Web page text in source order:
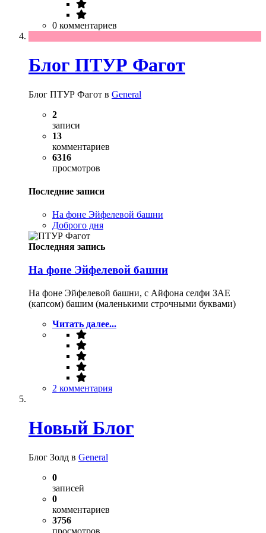
0 комментариев
Блог ПТУР Фагот
Блог ПТУР Фагот в General
2
записи
13
комментариев
6316
просмотров
Последние записи
На фоне Эйфелевой башни
Доброго дня
Последняя запись
На фоне Эйфелевой башни
На фоне Эйфелевой башни, с Айфона селфи ЗАЕ
(капсом) башим (маленькими строчными буквами)
Читать далее...
2 комментария
Новый Блог
Блог Золд в General
0
записей
0
комментариев
3756
просмотров